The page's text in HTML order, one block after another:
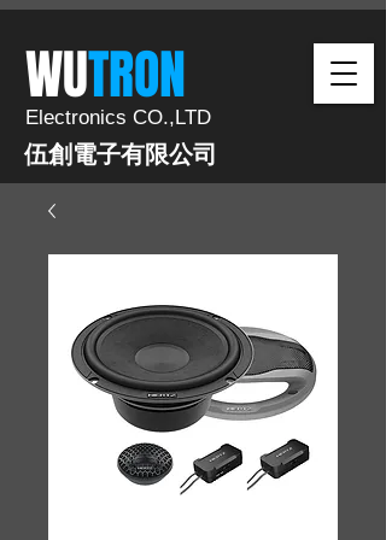
​WUTRON​​
Electronics CO.,LTD
伍創電子有限公司